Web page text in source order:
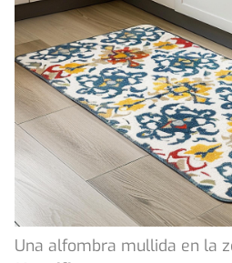
Una alfombra mullida en la